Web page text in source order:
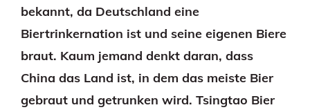
bekannt, da Deutschland eine
Biertrinkernation ist und seine eigenen Biere
braut. Kaum jemand denkt daran, dass
China das Land ist, in dem das meiste Bier
gebraut und getrunken wird. Tsingtao Bier